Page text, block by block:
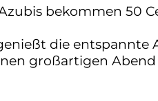
bekommen 50
die entspannte
großartigen